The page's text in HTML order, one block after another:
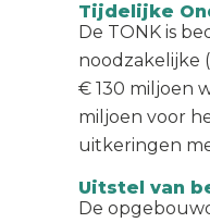
Tijdelijke
De TONK is
noodzakelijke
€ 130 miljoen
miljoen voor
uitkeringen
Uitstel van
De